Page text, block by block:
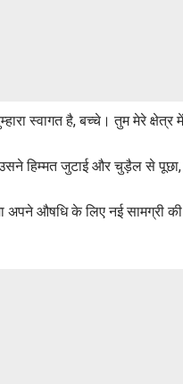
स्वागत है, बच्चे। तुम मेरे
हिम्मत जुटाई और चुड़ैल से पूछा,
अपने औषधि के लिए नई सामग्री